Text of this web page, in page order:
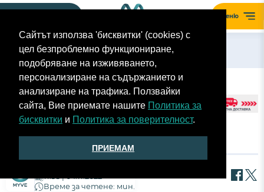
Сайтът използва 'бисквитки' (cookies) с
цел безпроблемно функциониране,
подобряване на изживяването,
персонализиране на съдържанието и
анализиране на трафика. Ползвайки
сайта, Вие приемате нашите Политика за
бисквитки и Политика за поверителност.
ПРИЕМАМ
Меню
Назад
АВТОСАЛОН ПАРИЖ 2022 DS3
11:38 | 04.11.2022
Време за четене: мин.